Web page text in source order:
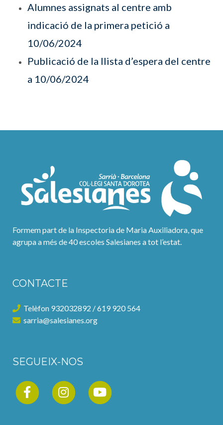
Alumnes assignats al centre amb
indicació de la primera petició a
10/06/2024
Publicació de la llista d’espera del centre
a 10/06/2024
Formem part de la Inspectoria de Maria Auxiliadora, que
agrupa a més de 40 escoles Salesianes a tot l’estat.
CONTACTE
Telèfon 932032892 / 619 920 564
sarria@salesianes.org
SEGUEIX-NOS